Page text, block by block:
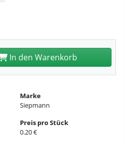
In den Warenkorb
Marke
Siepmann
Preis pro Stück
0.20 €